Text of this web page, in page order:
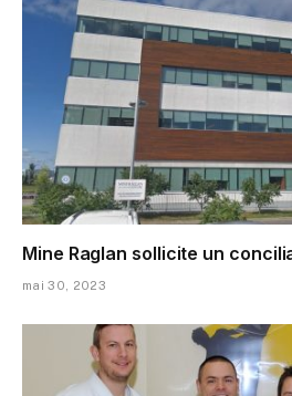
Mine Raglan sollicite un
mai 30, 2023